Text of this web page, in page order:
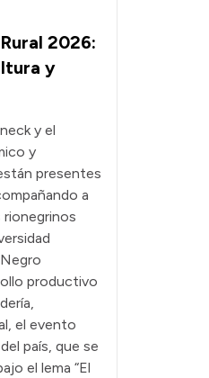
2026:
y
y el
y
presentes
a
productivo
el evento
país, que se
el lema “El